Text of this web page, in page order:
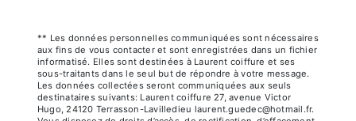
** Les données personnelles communiquées sont nécessaires
aux fins de vous contacter et sont enregistrées dans un fichier
informatisé. Elles sont destinées à Laurent coiffure et ses
sous-traitants dans le seul but de répondre à votre message.
Les données collectées seront communiquées aux seuls
destinataires suivants: Laurent coiffure 27, avenue Victor
Hugo, 24120 Terrasson-Lavilledieu laurent.guedec@hotmail.fr.